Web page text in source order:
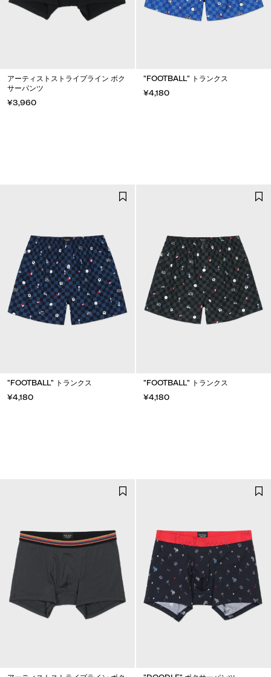
アーティストストライプライン ボク
サーパンツ
¥3,960
"FOOTBALL" トランクス
¥4,180
"FOOTBALL" トランクス
¥4,180
"FOOTBALL" トランクス
¥4,180